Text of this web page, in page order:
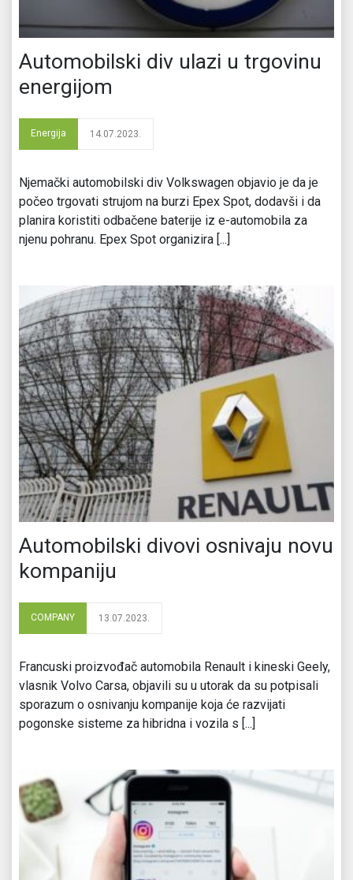
Automobilski div ulazi u trgovinu
energijom
Energija 14.07.2023.
Njemački automobilski div Volkswagen objavio je da je
počeo trgovati strujom na burzi Epex Spot, dodavši i da
planira koristiti odbačene baterije iz e-automobila za
njenu pohranu. Epex Spot organizira [...]
Automobilski divovi osnivaju novu
kompaniju
COMPANY 13.07.2023.
Francuski proizvođač automobila Renault i kineski Geely,
vlasnik Volvo Carsa, objavili su u utorak da su potpisali
sporazum o osnivanju kompanije koja će razvijati
pogonske sisteme za hibridna i vozila s [...]